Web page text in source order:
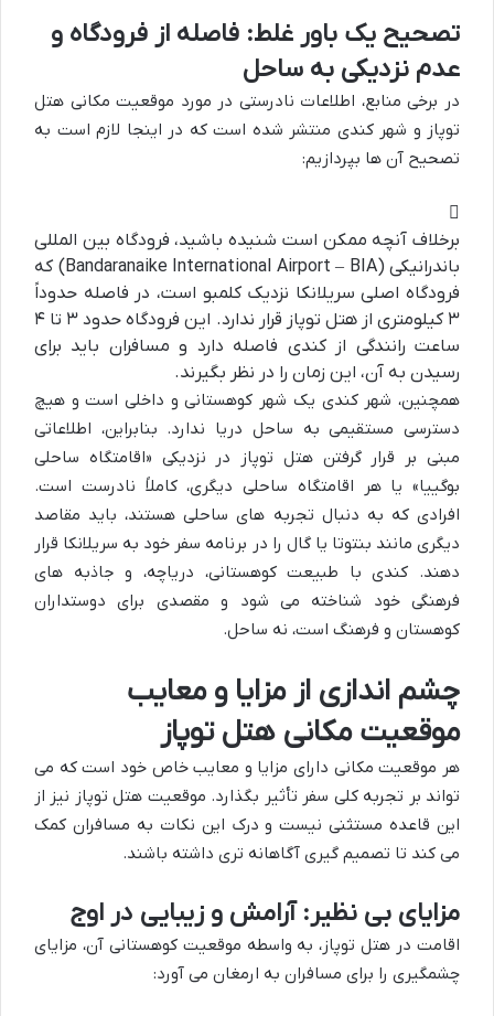
تصحیح یک باور غلط: فاصله از فرودگاه و
عدم نزدیکی به ساحل
در برخی منابع، اطلاعات نادرستی در مورد موقعیت مکانی هتل
توپاز و شهر کندی منتشر شده است که در اینجا لازم است به
تصحیح آن ها بپردازیم:
برخلاف آنچه ممکن است شنیده باشید، فرودگاه بین المللی
باندرانیکی (Bandaranaike International Airport – BIA) که
فرودگاه اصلی سریلانکا نزدیک کلمبو است، در فاصله حدوداً
۳ کیلومتری از هتل توپاز قرار ندارد. این فرودگاه حدود ۳ تا ۴
ساعت رانندگی از کندی فاصله دارد و مسافران باید برای
رسیدن به آن، این زمان را در نظر بگیرند.
همچنین، شهر کندی یک شهر کوهستانی و داخلی است و هیچ
دسترسی مستقیمی به ساحل دریا ندارد. بنابراین، اطلاعاتی
مبنی بر قرار گرفتن هتل توپاز در نزدیکی «اقامتگاه ساحلی
بوگییا» یا هر اقامتگاه ساحلی دیگری، کاملاً نادرست است.
افرادی که به دنبال تجربه های ساحلی هستند، باید مقاصد
دیگری مانند بنتوتا یا گال را در برنامه سفر خود به سریلانکا قرار
دهند. کندی با طبیعت کوهستانی، دریاچه، و جاذبه های
فرهنگی خود شناخته می شود و مقصدی برای دوستداران
کوهستان و فرهنگ است، نه ساحل.
چشم اندازی از مزایا و معایب
موقعیت مکانی هتل توپاز
هر موقعیت مکانی دارای مزایا و معایب خاص خود است که می
تواند بر تجربه کلی سفر تأثیر بگذارد. موقعیت هتل توپاز نیز از
این قاعده مستثنی نیست و درک این نکات به مسافران کمک
می کند تا تصمیم گیری آگاهانه تری داشته باشند.
مزایای بی نظیر: آرامش و زیبایی در اوج
اقامت در هتل توپاز، به واسطه موقعیت کوهستانی آن، مزایای
چشمگیری را برای مسافران به ارمغان می آورد: